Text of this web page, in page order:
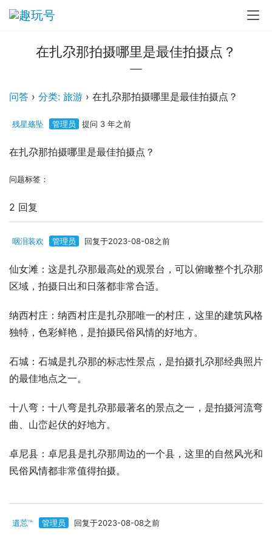
在扎尕那拍摄哪里是最佳拍摄点？
问答 › 分类: 旅游 › 在扎尕那拍摄哪里是最佳拍摄点？
残星殇坠 管理员 提问 3 年之前
在扎尕那拍摄哪里是最佳拍摄点？
问题标签：
2 回复
咽泪装欢 管理员 回复于2023-08-08之前
仙女滩：这是扎尕那最高处的观景台，可以俯瞰整个扎尕那
区域，拍摄日出和日落都非常合适。
纳西村庄：纳西村庄是扎尕那唯一的村庄，这里的建筑风格
独特，色彩鲜艳，是拍摄民俗风情的好地方。
石城：石城是扎尕那的标志性景点，是拍摄扎尕那经典照片
的最佳地点之一。
十八弯：十八弯是扎尕那最著名的景点之一，是拍摄河流弯
曲、山峦起伏的好地方。
卓尼县：卓尼县是扎尕那周边的一个县，这里的自然风光和
民俗风情都非常值得拍摄。
遺莣℡ 管理员 回复于2023-08-08之前